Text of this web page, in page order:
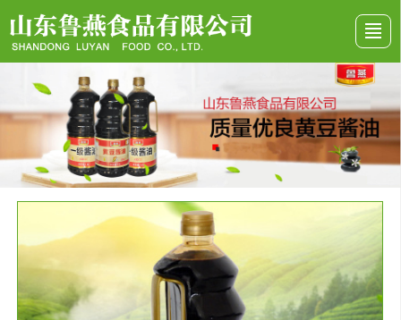
首頁 關于我們 產品展示 地圖導航